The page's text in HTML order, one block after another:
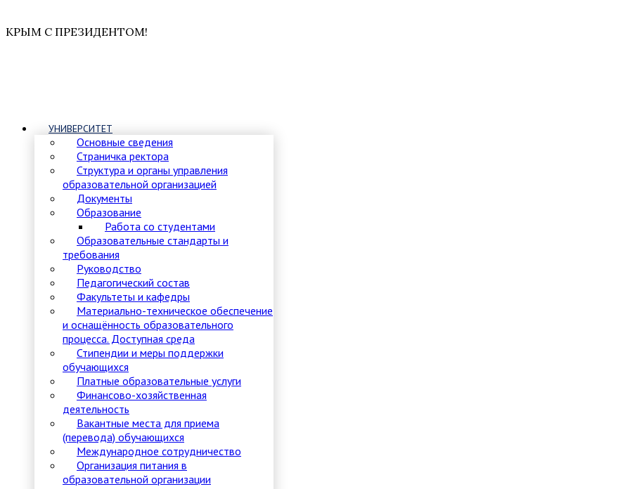
КРЫМ С ПРЕЗИДЕНТОМ!
УНИВЕРСИТЕТ
Основные сведения
Страничка ректора
Структура и органы управления
образовательной организацией
Документы
Образование
Работа со студентами
Образовательные стандарты и
требования
Руководство
Педагогический состав
Факультеты и кафедры
Материально-техническое обеспечение
и оснащённость образовательного
процесса. Доступная среда
Стипендии и меры поддержки
обучающихся
Платные образовательные услуги
Финансово-хозяйственная
деятельность
Вакантные места для приема
(перевода) обучающихся
Международное сотрудничество
Организация питания в
образовательной организации